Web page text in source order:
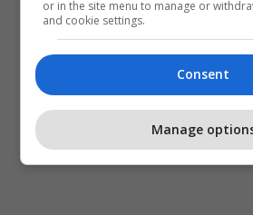
or in the site menu to manage or
and cookie settings.
Consent
Manage